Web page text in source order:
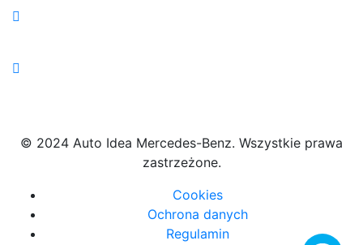
© 2024 Auto Idea Mercedes-Benz. Wszystkie prawa
zastrzeżone.
Cookies
Ochrona danych
Regulamin